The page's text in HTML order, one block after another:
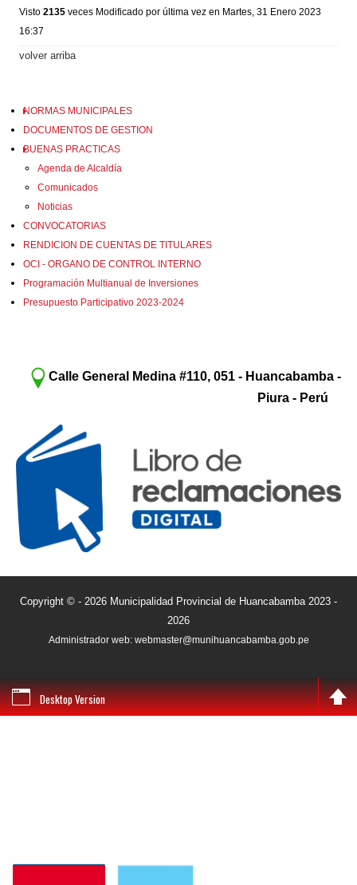
Visto2135 veces Modificado por última vez en Martes, 31 Enero 2023
16:37
volver arriba
NORMAS MUNICIPALES
DOCUMENTOS DE GESTION
BUENAS PRACTICAS
Agenda de Alcaldía
Comunicados
Noticias
CONVOCATORIAS
RENDICION DE CUENTAS DE TITULARES
OCI - ORGANO DE CONTROL INTERNO
Programación Multianual de Inversiones
Presupuesto Participativo 2023-2024
Calle General Medina #110, 051 - Huancabamba -
Piura - Perú
Copyright © - 2026 Municipalidad Provincial de Huancabamba 2023 -
2026
Administrador web: webmaster@munihuancabamba.gob.pe
Desktop Version